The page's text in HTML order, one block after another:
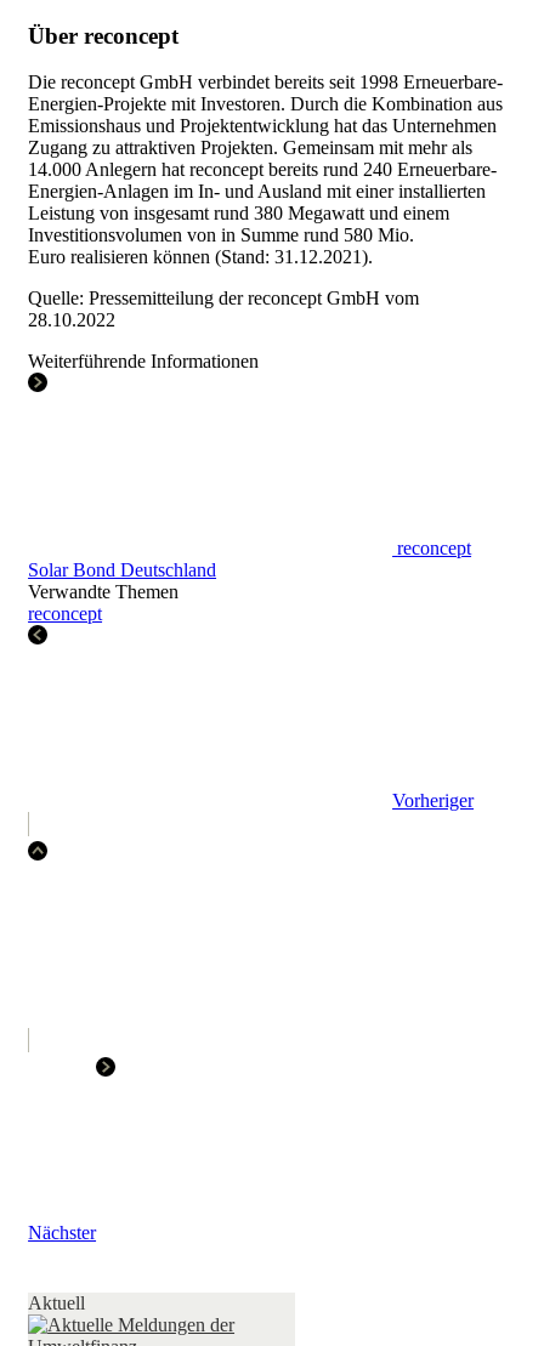
Über reconcept
Die reconcept GmbH verbindet bereits seit 1998 Erneuerbare-
Energien-Projekte mit Investoren. Durch die Kombination aus
Emissionshaus und Projektentwicklung hat das Unternehmen
Zugang zu attraktiven Projekten. Gemeinsam mit mehr als
14.000 Anlegern hat reconcept bereits rund 240 Erneuerbare-
Energien-Anlagen im In- und Ausland mit einer installierten
Leistung von insgesamt rund 380 Megawatt und einem
Investitionsvolumen von in Summe rund 580 Mio.
Euro realisieren können (Stand: 31.12.2021).
Quelle: Pressemitteilung der reconcept GmbH vom
28.10.2022
Weiterführende Informationen
reconcept
Solar Bond Deutschland
Verwandte Themen
reconcept
Vorheriger
Nächster
Aktuell